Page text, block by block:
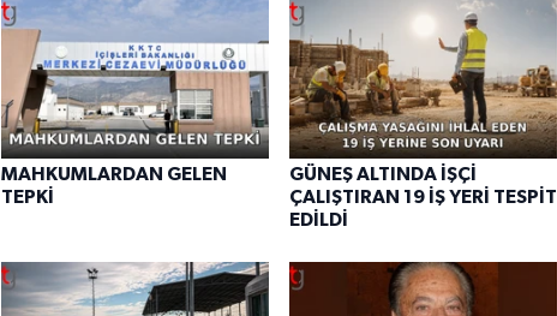
MAHKUMLARDAN GELEN
TEPKİ
GÜNEŞ ALTINDA İŞÇİ
ÇALIŞTIRAN 19 İŞ YERİ TESPİT
EDİLDİ